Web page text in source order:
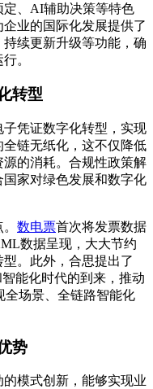
定、AI辅助决策等特色
业的国际化发展提供了
续更新升级等功能，确
。
转型
凭证数字化转型，实现
链无纸化，这不仅降低
的消耗。合规性政策解
家对绿色发展和数字化
数电票首次将发票数据
数据呈现，大大节约
。此外，合思提出了
能化时代的到来，推动
全场景、全链路智能化
势
模式创新，能够实现业